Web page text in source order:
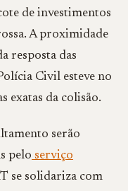
de investimentos
A proximidade
resposta das
Civil esteve no
exatas da colisão.
serão
pelo serviço
se solidariza com